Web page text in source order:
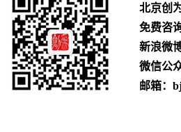
北京创
免费咨
新浪微
微信公
邮箱：